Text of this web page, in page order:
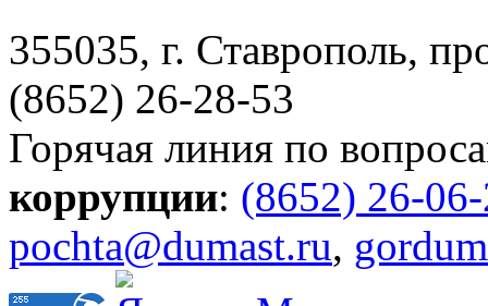
355035, г. Ставрополь,
(8652) 26-28-53
Горячая линия по
коррупции: (8652) 26-
pochta@dumast.ru,